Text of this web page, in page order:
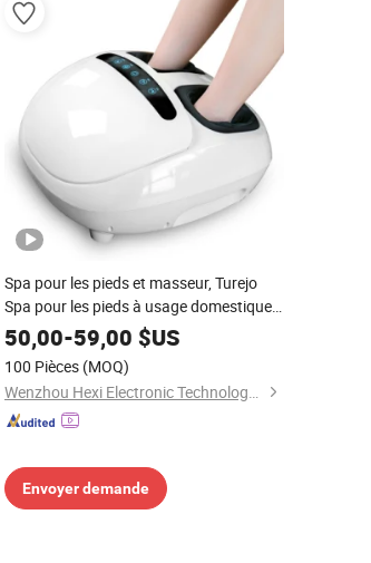
Spa pour les pieds et masseur, Turejo
Spa pour les pieds à usage domestique,
bain de massage pour les pieds avec
bulles, vibration, 4 rouleaux de massage
manuel, pierre ponce et chauffage
infrarouge
50,00-59,00 $US
100 Pièces (MOQ)
Wenzhou Hexi Electronic Technology Co., Ltd.
Envoyer demande